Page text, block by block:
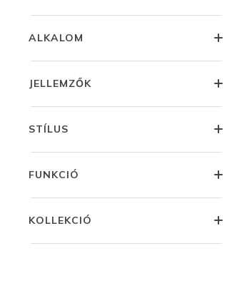
ALKALOM
JELLEMZŐK
STÍLUS
FUNKCIÓ
KOLLEKCIÓ